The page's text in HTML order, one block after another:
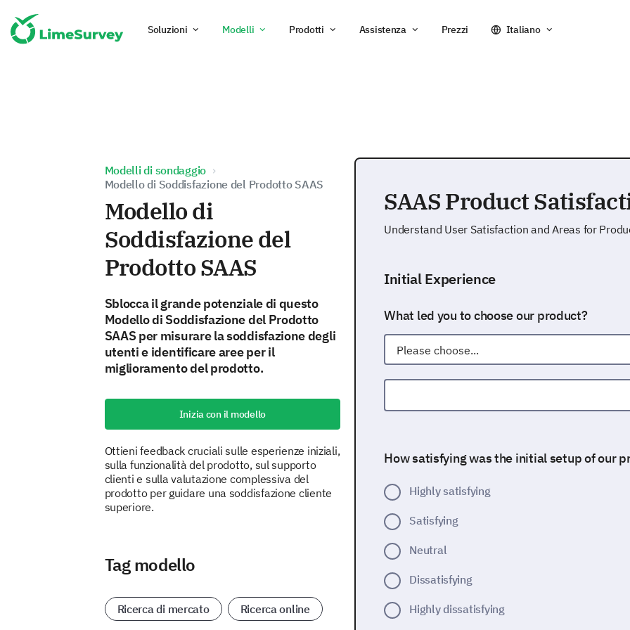
Soluzioni Modelli Prodotti Assistenza Prezzi Italiano
Modelli di sondaggio
Modello di Soddisfazione del Prodotto SAAS
Modello di
Soddisfazione del
Prodotto SAAS
Sblocca il grande potenziale di questo
Modello di Soddisfazione del Prodotto
SAAS per misurare la soddisfazione degli
utenti e identificare aree per il
miglioramento del prodotto.
Inizia con il modello
Ottieni feedback cruciali sulle esperienze iniziali,
sulla funzionalità del prodotto, sul supporto
clienti e sulla valutazione complessiva del
prodotto per guidare una soddisfazione cliente
superiore.
Tag modello
Ricerca di mercato Ricerca online
SAAS Product
Understand User Satisfaction and Areas for
Initial Experience
What led you to choose our product?
Other (Please specify)
How satisfying was the initial setup of our
Highly satisfying
Satisfying
Neutral
Dissatisfying
Highly dissatisfying